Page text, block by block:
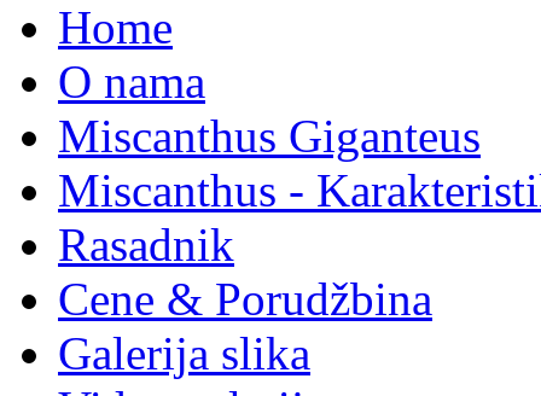
Home
O nama
Miscanthus Giganteus
Miscanthus -
Rasadnik
Cene & Porudžbina
Galerija slika